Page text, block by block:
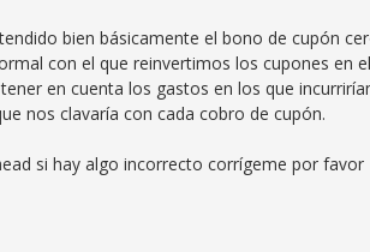
bien básicamente el bono de cupón
con el que reinvertimos los cupones en
en cuenta los gastos en los que
nos clavaría con cada cobro de cupón.
si hay algo incorrecto corrígeme por favor